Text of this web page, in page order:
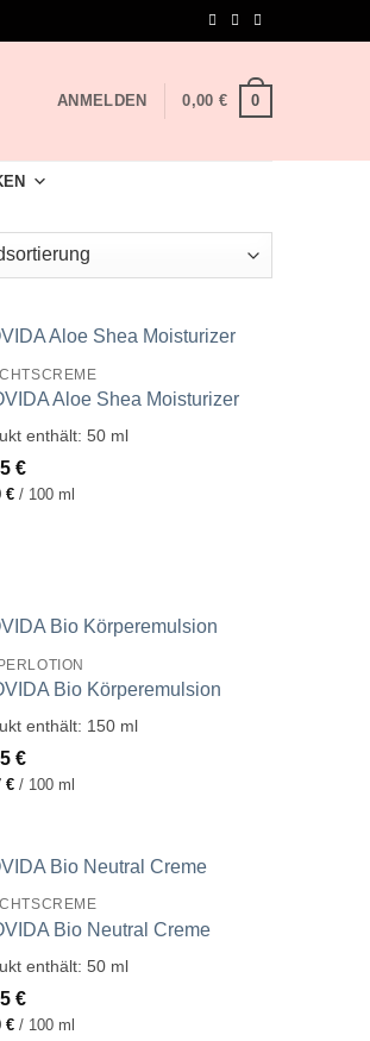
ANMELDEN 0,00 € 0
Aloe Shea Moisturizer
enthält: 50 ml
€
€/ 100 ml
Bio Körperemulsion
enthält: 150 ml
€
€/ 100 ml
Bio Neutral Creme
enthält: 50 ml
€
€/ 100 ml